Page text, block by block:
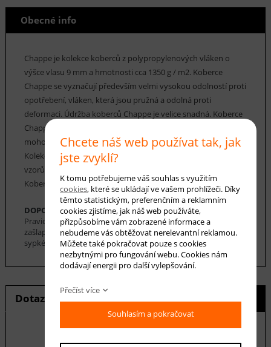
Obecné info
Chappe je kolekce koberců z polypropylenových vláken o
výšce vlasu 9 mm a hmotnosti cca 1350 g / m2. Koberce
Chappe se vyznačují především velmi vysokou odolností proti
opotřebení, vláken, která jsou pružná a odolná proti
deformaci. Údržba koberců Chappe je velice snadná. Koberce
Chappe mají vysoký koeficient tepelné vodivosti, a proto
mohou být použity v místnostech s podlahovým topením.
Kolekce koberců Chappe nabízí řadu klasických i moderních
vzorů, včetně geometrických, floristických a perských.
Koberce Chappe nabízíme v nejrůznějších rozměrech.
DOPORUČENÁ ÚDRŽBA:
Pravidelné vysávání nečistot z koberce, aby se zabránilo jejich
zašlapání do koberce. Pro hloubkové čištění je možné použít
sypké čističe koberců. Koberec se nesmí namáčet.
Dotaz na produkt Hlídání ceny
Chcete náš web používat tak, jak
jste zvyklí?
K tomu potřebujeme váš souhlas s využitím
cookies, které se ukládají ve vašem prohlížeči. Díky
těmto statistickým, preferenčním a reklamním
cookies zjistíme, jak náš web používáte,
přizpůsobíme vám zobrazené informace a
nebudeme vás obtěžovat nerelevantní reklamou.
Můžete také pokračovat pouze s cookies
nezbytnými pro fungování webu. Cookies nám
dodávají energii pro další vylepšování.
Přečíst více
Souhlasím a pokračovat